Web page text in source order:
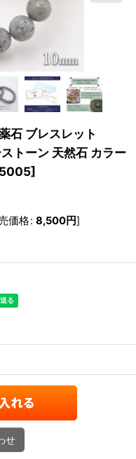
石 ブレスレット
トーン 天然石 カラー
]
価格: 8,500円]
せ